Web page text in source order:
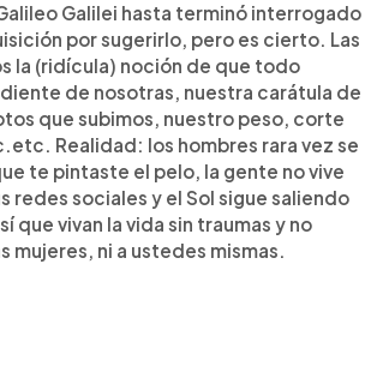
Galilei hasta terminó interrogado
por sugerirlo, pero es cierto. Las
la (ridícula) noción de que todo
de nosotras, nuestra carátula de
que subimos, nuestro peso, corte
Realidad: los hombres rara vez se
te pintaste el pelo, la gente no vive
redes sociales y el Sol sigue saliendo
que vivan la vida sin traumas y no
mujeres, ni a ustedes mismas.